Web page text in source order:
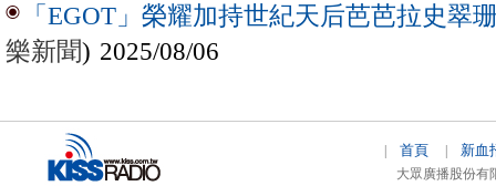
「EGOT」榮耀加持世紀天后芭芭拉史翠
樂新聞) 2025/08/06
首頁 新血
大眾廣播股份有